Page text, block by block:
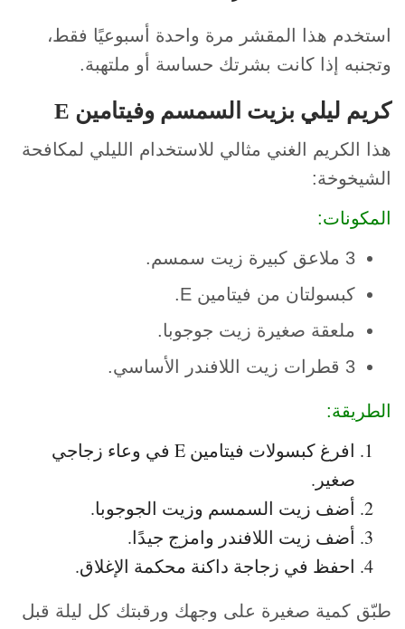
استخدم هذا المقشر مرة واحدة أسبوعيًا فقط،
وتجنبه إذا كانت بشرتك حساسة أو ملتهبة.
كريم ليلي بزيت السمسم وفيتامين E
هذا الكريم الغني مثالي للاستخدام الليلي لمكافحة
الشيخوخة:
المكونات:
3 ملاعق كبيرة زيت سمسم.
كبسولتان من فيتامين E.
ملعقة صغيرة زيت جوجوبا.
3 قطرات زيت اللافندر الأساسي.
الطريقة:
افرغ كبسولات فيتامين E في وعاء زجاجي
صغير.
أضف زيت السمسم وزيت الجوجوبا.
أضف زيت اللافندر وامزج جيدًا.
احفظ في زجاجة داكنة محكمة الإغلاق.
طبّق كمية صغيرة على وجهك ورقبتك كل ليلة قبل